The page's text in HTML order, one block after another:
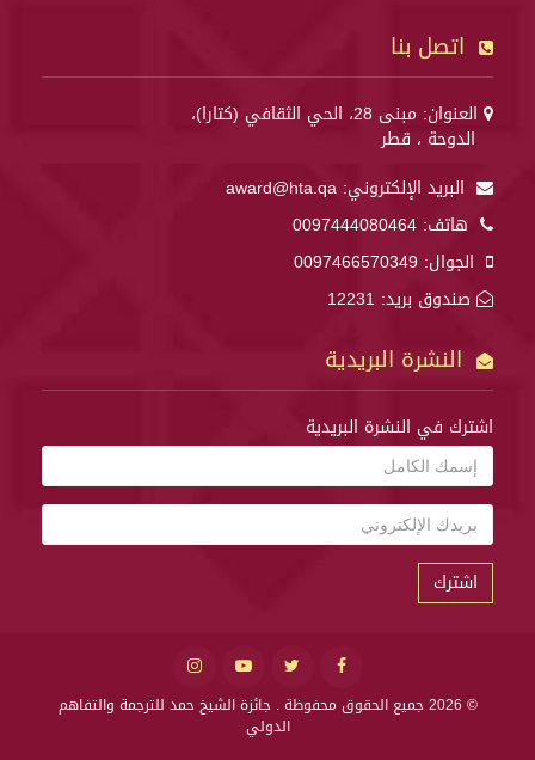
اتصل بنا
العنوان: مبنى 28، الحي الثقافي (كتارا)،
الدوحة ، قطر
البريد الإلكتروني: award@hta.qa
هاتف: 0097444080464
الجوال: 0097466570349
صندوق بريد: 12231
النشرة البريدية
اشترك في النشرة البريدية
اشترك
© 2026 جميع الحقوق محفوظة .
جائزة الشيخ حمد للترجمة والتفاهم
الدولي